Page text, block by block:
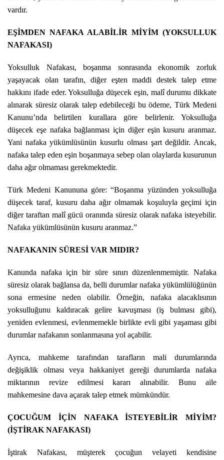
vardır.
EŞİMDEN NAFAKA ALABİLİR MİYİM (YOKSULLUK
NAFAKASI)
Yoksulluk Nafakası, boşanma sonrasında ekonomik zorluk
yaşayacak olan tarafın, diğer eşten maddi destek talep etme
hakkını ifade eder. Yoksulluğa düşecek eşin, malî durumu dikkate
alınarak süresiz olarak talep edebileceği bu ödeme, Türk Medeni
Kanunu’nda belirtilen kurallara göre belirlenir. Yoksulluğa
düşecek eşe nafaka bağlanması için diğer eşin kusuru aranmaz.
Yani nafaka yükümlüsünün kusurlu olması şart değildir. Ancak,
nafaka talep eden eşin boşanmaya sebep olan olaylarda kusurunun
daha ağır olmaması gerekmektedir.
Türk Medeni Kanununa göre: “Boşanma yüzünden yoksulluğa
düşecek taraf, kusuru daha ağır olmamak koşuluyla geçimi için
diğer taraftan malî gücü oranında süresiz olarak nafaka isteyebilir.
Nafaka yükümlüsünün kusuru aranmaz.”
NAFAKANIN SÜRESİ VAR MIDIR?
Kanunda nafaka için bir süre sınırı düzenlenmemiştir. Nafaka
süresiz olarak bağlansa da, belli durumlar nafaka yükümlülüğünün
sona ermesine neden olabilir. Örneğin, nafaka alacaklısının
yoksulluğunu kaldıracak gelire kavuşması (iş bulması gibi),
yeniden evlenmesi, evlenmemekle birlikte evli gibi yaşaması gibi
durumlar nafakanın sonlanmasına yol açabilir.
Ayrıca, mahkeme tarafından tarafların mali durumlarında
değişiklik olması veya hakkaniyet gereği durumlarda nafaka
miktarının revize edilmesi kararı alınabilir. Bunu aile
mahkemesine dava açarak talep etmek mümkündür.
ÇOCUĞUM İÇİN NAFAKA İSTEYEBİLİR MİYİM?
(İŞTİRAK NAFAKASI)
İştirak Nafakası, müşterek çocuğun velayeti kendisine